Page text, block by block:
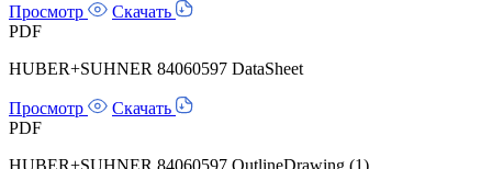
Просмотр
Скачать
PDF
HUBER+SUHNER 84060597 DataSheet
Просмотр
Скачать
PDF
HUBER+SUHNER 84060597 OutlineDrawing (1)